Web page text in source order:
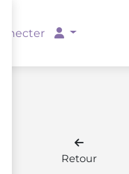
Retour